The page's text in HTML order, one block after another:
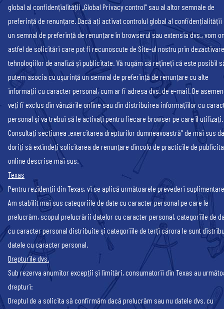
global al confidențialității „Global Privacy control” sau al altor semnale de
preferință de renunțare. Dacă ați activat controlul global al confidențialității
un semnal de preferință de renunțare în browserul sau extensia dvs., vom
astfel de solicitări care pot fi recunoscute de Site-ul nostru prin
tehnologiilor de analiză și publicitate. Vă rugăm să rețineți că este posibil
putem asocia cu ușurință un semnal de preferință de renunțare cu alte
informații cu caracter personal, cum ar fi adresa dvs. de e-mail. De
veți fi exclus din vânzările online sau din distribuirea informațiilor cu
personal și va trebui să le activați pentru fiecare browser pe care îl utilizați.
Consultați secțiunea „exercitarea drepturilor dumneavoastră” de mai sus
doriți să extindeți solicitarea de renunțare dincolo de practicile de
online descrise mai sus.
Texas
Pentru rezidenții din Texas, vi se aplică următoarele prevederi
Am stabilit mai sus categoriile de date cu caracter personal pe care le
prelucrăm, scopul prelucrării datelor cu caracter personal, categoriile de
cu caracter personal distribuite și categoriile de terți cărora le sunt
datele cu caracter personal.
Drepturile dvs.
Sub rezerva anumitor excepții și limitări, consumatorii din Texas au
drepturi:
Dreptul de a solicita să confirmăm dacă prelucrăm sau nu datele dvs. cu